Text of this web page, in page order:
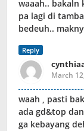
waaah.. bakaln
pa lagi di
bedeuh..
Reply
March
waah , pasti
ada gd&top dan
ga kebayang